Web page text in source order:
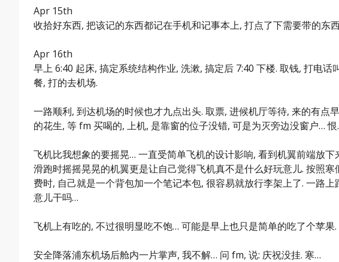
Apr 15th
收拾好东西, 把该记的东西都记在手机和记事本上, 打点了下需要带的东
Apr 16th
早上 6:40 起床, 搞定系统结构作业, 洗漱, 搞定后 7:40 下楼. 取钱, 打电
餐, 打的去机场.
一路顺利, 到达机场的时候也才九点出头. 取票, 进候机厅等待, 来的有点
的花生, 等 fm 买喝的, 上机, 是靠窗的位子没错, 可是为灭旁边没窗户…
飞机比我想象的要摇晃… 一直受简单飞机的设计影响, 看到机翼前端放
滑跑时摇摇晃晃的机翼更是让自己觉得飞机真不是什么好玩意儿. 按照
费时, 自己就是一个背包加一个笔记本包, 很容易就放行李架上了. 一路
意儿干吗…
飞机上有吃的, 不过很明显吃不饱… 可能是早上也只是简单的吃了个苹果
安全降落浦东机场后舱内一片掌声, 我不解… 问 fm, 说: 庆祝没挂. 寒…